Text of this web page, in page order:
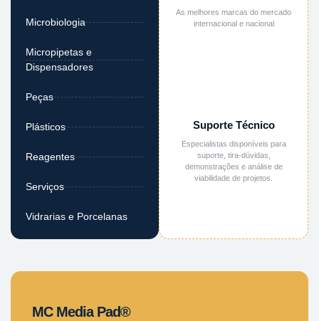
Microbiologia
Micropipetas e
Dispensadores
Peças
Plásticos
Reagentes
Serviços
Vidrarias e Porcelanas
As melhores marcas do mercado
internacional e nacional
Suporte Técnico
Especialistas disponíveis para
suporte, tira-dúvidas,
demonstrações e análise de
viabilidade de projetos.
MC Media Pad®